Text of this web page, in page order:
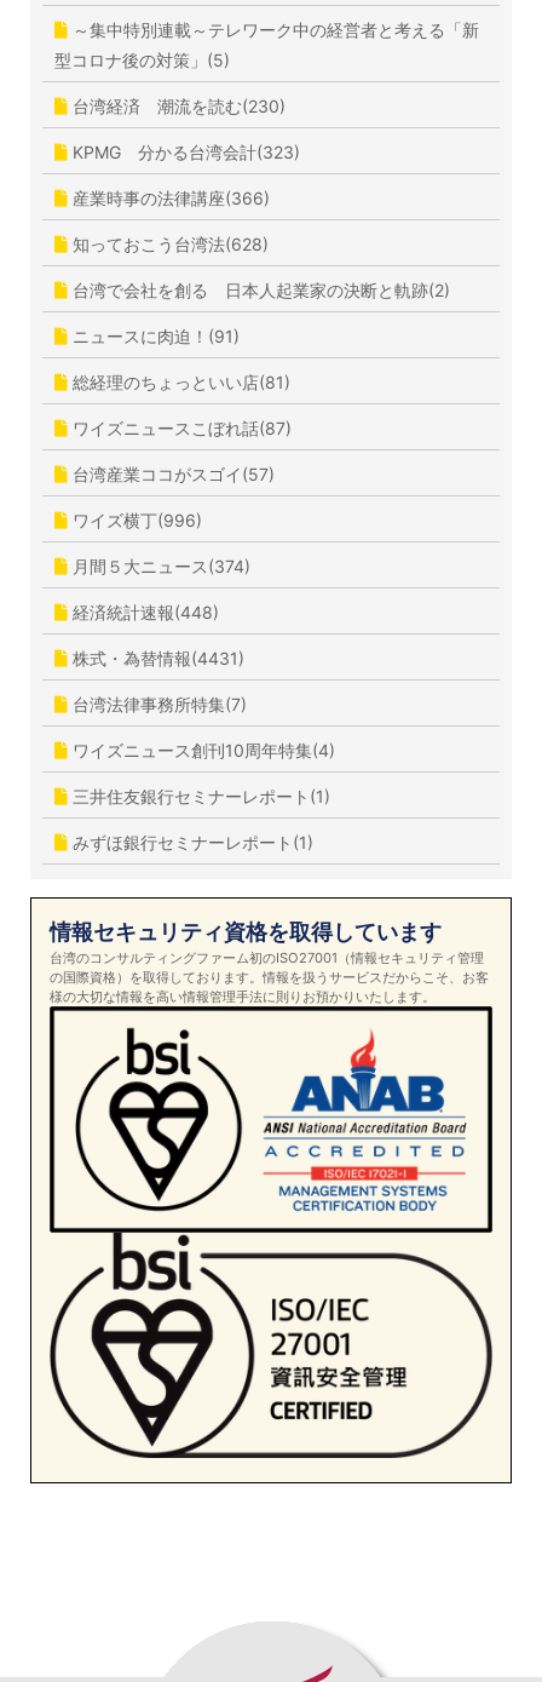
～集中特別連載～テレワーク中の経営者と考える「新
型コロナ後の対策」(5)
台湾経済 潮流を読む(230)
KPMG 分かる台湾会計(323)
産業時事の法律講座(366)
知っておこう台湾法(628)
台湾で会社を創る 日本人起業家の決断と軌跡(2)
ニュースに肉迫！(91)
総経理のちょっといい店(81)
ワイズニュースこぼれ話(87)
台湾産業ココがスゴイ(57)
ワイズ横丁(996)
月間５大ニュース(374)
経済統計速報(448)
株式・為替情報(4431)
台湾法律事務所特集(7)
ワイズニュース創刊10周年特集(4)
三井住友銀行セミナーレポート(1)
みずほ銀行セミナーレポート(1)
情報セキュリティ資格を取得しています
台湾のコンサルティングファーム初のISO27001（情報セキュリティ管理
の国際資格）を取得しております。情報を扱うサービスだからこそ、お客
様の大切な情報を高い情報管理手法に則りお預かりいたします。